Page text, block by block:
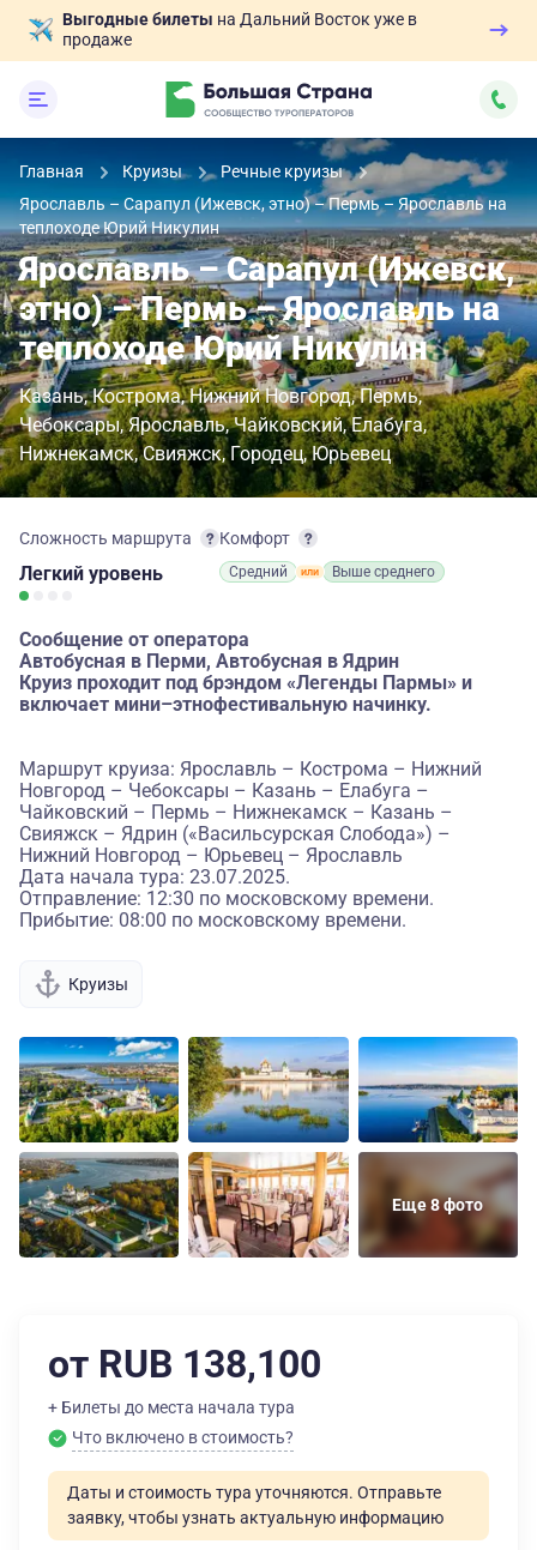
Выгодные билеты на Дальний Восток уже в
продаже
Главная Круизы
Речные круизы
Ярославль – Сарапул (Ижевск, этно) – Пермь – Ярославль на
теплоходе Юрий Никулин
Ярославль – Сарапул (Ижевск,
этно) – Пермь – Ярославль на
теплоходе Юрий Никулин
Казань Кострома Нижний Новгород Пермь
Чебоксары Ярославль Чайковский Елабуга
Нижнекамск Свияжск Городец Юрьевец
Сложность маршрута
Легкий уровень
Комфорт
Средний Выше среднего
Сообщение от оператора
Автобусная в Перми, Автобусная в Ядрин
Круиз проходит под брэндом «Легенды Пармы» и
включает мини–этнофестивальную начинку.
Маршрут круиза: Ярославль – Кострома – Нижний
Новгород – Чебоксары – Казань – Елабуга –
Чайковский – Пермь – Нижнекамск – Казань –
Свияжск – Ядрин («Васильсурская Слобода») –
Нижний Новгород – Юрьевец – Ярославль
Дата начала тура: 23.07.2025.
Отправление: 12:30 по московскому времени.
Прибытие: 08:00 по московскому времени.
Круизы
Еще 8 фото
от RUB 138,100
+ Билеты до места начала тура
Что включено в стоимость?
Даты и стоимость тура уточняются. Отправьте
заявку, чтобы узнать актуальную информацию